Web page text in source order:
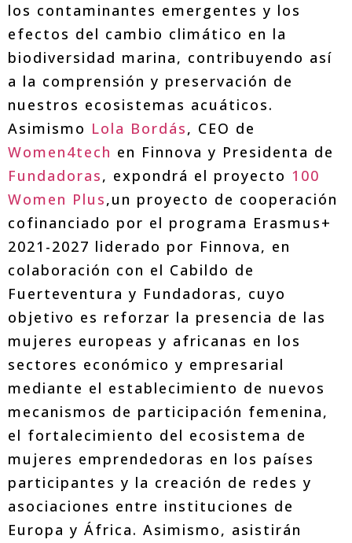
los contaminantes emergentes y los
efectos del cambio climático en la
biodiversidad marina, contribuyendo así
a la comprensión y preservación de
nuestros ecosistemas acuáticos.
Asimismo Lola Bordás, CEO de
Women4tech en Finnova y Presidenta de
Fundadoras, expondrá el proyecto 100
Women Plus,un proyecto de cooperación
cofinanciado por el programa Erasmus+
2021-2027 liderado por Finnova, en
colaboración con el Cabildo de
Fuerteventura y Fundadoras, cuyo
objetivo es reforzar la presencia de las
mujeres europeas y africanas en los
sectores económico y empresarial
mediante el establecimiento de nuevos
mecanismos de participación femenina,
el fortalecimiento del ecosistema de
mujeres emprendedoras en los países
participantes y la creación de redes y
asociaciones entre instituciones de
Europa y África. Asimismo, asistirán